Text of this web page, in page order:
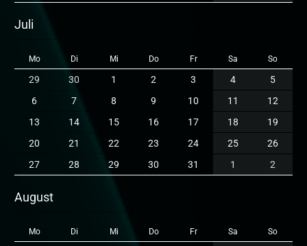
Juli
Mo Di Mi Do Fr Sa So
29 30 1 2 3 4
5
6
7 8 9 10 11
12
13
14 15 16 17 18
19
20
21 22 23 24 25
26
27
28 29 30 31 1 2
August
Mo Di Mi Do Fr Sa So